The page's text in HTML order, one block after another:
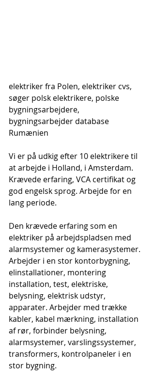
elektriker fra Polen, elektriker cvs,
søger polsk elektrikere, polske
bygningsarbejdere,
bygningsarbejder database
Rumænien
Vi er på udkig efter 10 elektrikere til
at arbejde i Holland, i Amsterdam.
Krævede erfaring, VCA certifikat og
god engelsk sprog. Arbejde for en
lang periode.
Den krævede erfaring som en
elektriker på arbejdspladsen med
alarmsystemer og kamerasystemer.
Arbejder i en stor kontorbygning,
elinstallationer, montering
installation, test, elektriske,
belysning, elektrisk udstyr,
apparater. Arbejder med trække
kabler, kabel mærkning, installation
af rør, forbinder belysning,
alarmsystemer, varslingssystemer,
transformers, kontrolpaneler i en
stor bygning.